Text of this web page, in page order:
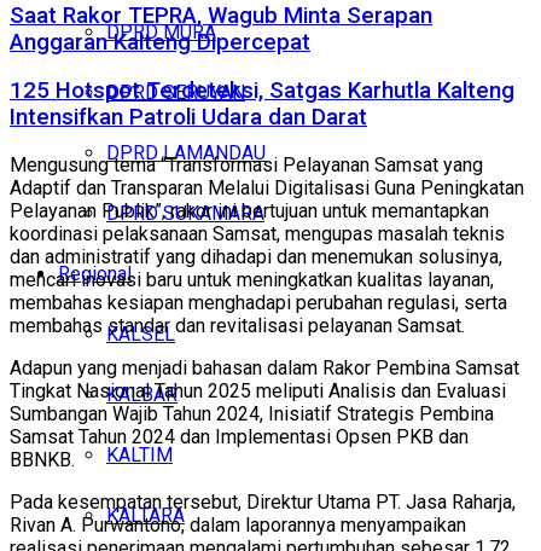
DPRD MURA
DPRD SERUYAN
DPRD LAMANDAU
DPRD SUKAMARA
Regional
KALSEL
KALBAR
KALTIM
KALTARA
Saat Rakor TEPRA, Wagub Minta Serapan
Anggaran Kalteng Dipercepat
125 Hotspot Terdeteksi, Satgas Karhutla Kalteng
Intensifkan Patroli Udara dan Darat
Mengusung tema “Transformasi Pelayanan Samsat yang
Adaptif dan Transparan Melalui Digitalisasi Guna Peningkatan
Pelayanan Publik”, rakor ini bertujuan untuk memantapkan
koordinasi pelaksanaan Samsat, mengupas masalah teknis
dan administratif yang dihadapi dan menemukan solusinya,
mencari inovasi baru untuk meningkatkan kualitas layanan,
membahas kesiapan menghadapi perubahan regulasi, serta
membahas standar dan revitalisasi pelayanan Samsat.
Adapun yang menjadi bahasan dalam Rakor Pembina Samsat
Tingkat Nasional Tahun 2025 meliputi Analisis dan Evaluasi
Sumbangan Wajib Tahun 2024, Inisiatif Strategis Pembina
Samsat Tahun 2024 dan Implementasi Opsen PKB dan
BBNKB.
Pada kesempatan tersebut, Direktur Utama PT. Jasa Raharja,
Rivan A. Purwantono, dalam laporannya menyampaikan